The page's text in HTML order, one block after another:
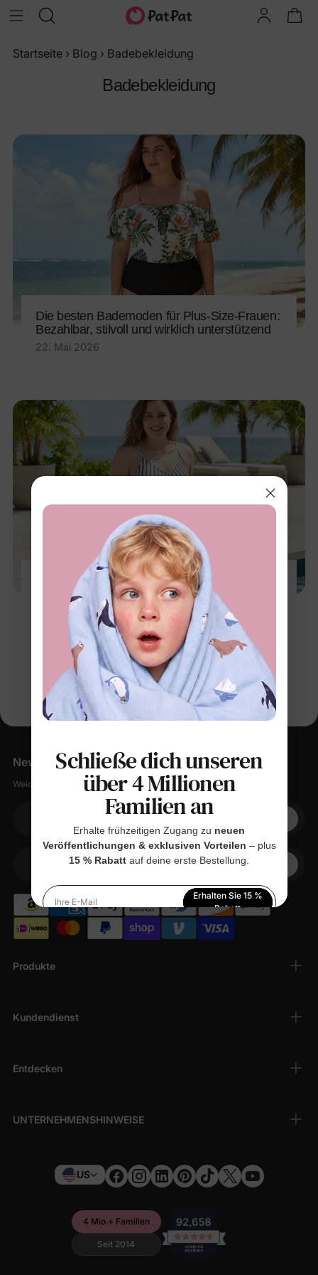
Startseite › Blog › Badebekleidung
Badebekleidung
Die besten Bademoden für Plus-Size-Frauen:
Bezahlbar, stilvoll und wirklich unterstützend
22. Mai 2026
Die besten Bademoden für Plus-Size-Frauen:
Stützende, stilvolle und komfortable
Empfehlungen
29. Apr 2026
Produkte
Kundendienst
Entdecken
UNTERNEHMENSHINWEISE
Newsletter
Weiche Sachen, kleine Rabatte, null Spam.
Ihre E-Mail
US
4 Mio.+ Familien
Seit 2014
Schließe dich unseren
über 4 Millionen
Familien an
Erhalte frühzeitigen Zugang zu neuen
Veröffentlichungen & exklusiven Vorteilen – plus
15 % Rabatt auf deine erste Bestellung.
Ihre E-Mail
Erhalten Sie 15 %
Rabatt
Indem Sie sich anmelden, stimmen Sie unserer